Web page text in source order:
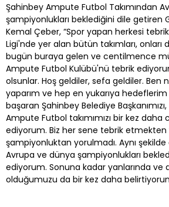
Şahinbey Ampute Futbol Takımından
şampiyonlukları beklediğini dile getiren
Kemal Çeber, “Spor yapan herkesi
Ligi'nde yer alan bütün takımları, onları
bugün buraya gelen ve centilmence
Ampute Futbol Kulübü'nü tebrik
olsunlar. Hoş geldiler, sefa geldiler. Ben
yaparım ve hep en yukarıya
başaran Şahinbey Belediye
Ampute Futbol takımımızı bir kez
ediyorum. Biz her sene tebrik
şampiyonluktan yorulmadı. Aynı şekilde
Avrupa ve dünya şampiyonlukları
ediyorum. Sonuna kadar yanlarında ve
olduğumuzu da bir kez daha